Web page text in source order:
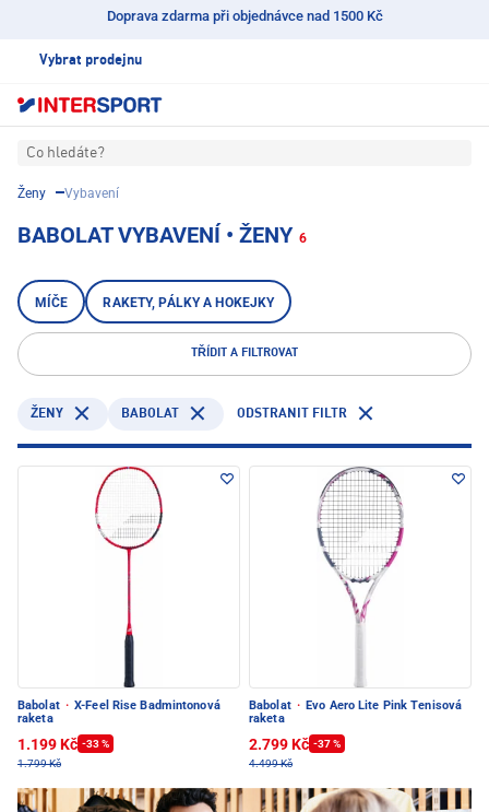
Doprava zdarma při objednávce nad 1500 Kč
Vybrat prodejnu
Co hledáte?
Ženy Vybavení
BABOLAT VYBAVENÍ • ŽENY 6
MÍČE RAKETY, PÁLKY A HOKEJKY
TŘÍDIT A FILTROVAT
ŽENY BABOLAT ODSTRANIT FILTR
Babolat · X-Feel Rise Badmintonová
raketa
1.199 Kč -33 %
1.799 Kč
Babolat · Evo Aero Lite Pink Tenisová
raketa
2.799 Kč -37 %
4.499 Kč